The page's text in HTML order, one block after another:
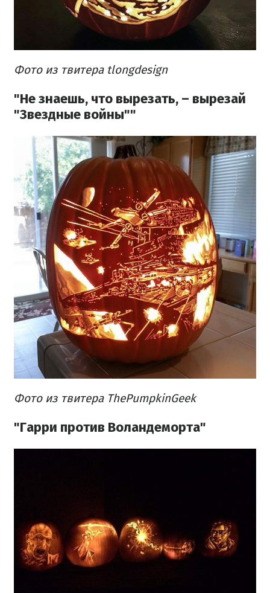
Фото из твитера tlongdesign
"Не знаешь, что вырезать, – вырезай
"Звездные войны""
Фото из твитера ThePumpkinGeek
"Гарри против Воландеморта"